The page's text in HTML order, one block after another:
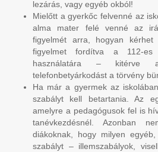
lezárás, vagy egyéb okból!
Mielőtt a gyerkőc felvenné az
alma mater felé venné az
figyelmét arra, hogyan
figyelmet fordítva a 112-es
használatára –
telefonbetyárkodást a törvény
Ha már a gyermek az
szabályt kell betartania. Az
amelyre a pedagógusok fel is
tanévkezdésnél. Azonban
diákoknak, hogy milyen
szabályt – illemszabályok,